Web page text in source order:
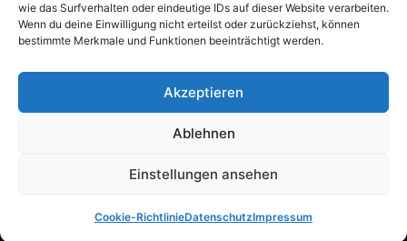
wie das Surfverhalten oder eindeutige IDs auf dieser Website verarbeiten.
Wenn du deine Einwilligung nicht erteilst oder zurückziehst, können
bestimmte Merkmale und Funktionen beeinträchtigt werden.
Akzeptieren
Ablehnen
Einstellungen ansehen
Cookie-RichtlinieDatenschutzImpressum
IMPRESSUM